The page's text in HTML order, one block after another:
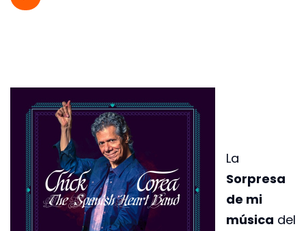
La
Sorpresa
de mi
música del